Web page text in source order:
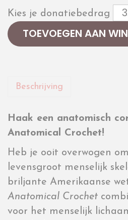
Kies je donatiebedrag
TOEVOEGEN AAN
Beschrijving
Haak een anatomisch
Anatomical Crochet!
Heb je ooit overwogen
levensgroot menselijk
briljante Amerikaanse
Anatomical Crochet
voor het menselijk